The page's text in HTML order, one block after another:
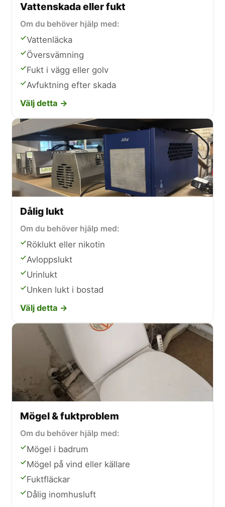
Vattenskada eller fukt
Om du behöver hjälp med:
Vattenläcka
Översvämning
Fukt i vägg eller golv
Avfuktning efter skada
Välj detta →
Dålig lukt
Om du behöver hjälp med:
Röklukt eller nikotin
Avloppslukt
Urinlukt
Unken lukt i bostad
Välj detta →
Mögel & fuktproblem
Om du behöver hjälp med:
Mögel i badrum
Mögel på vind eller källare
Fuktfläckar
Dålig inomhusluft